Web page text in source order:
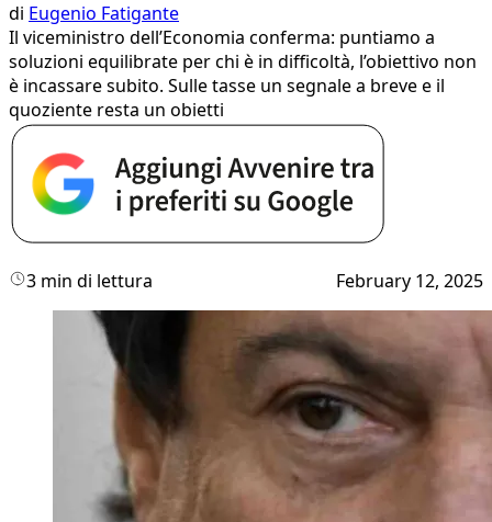
di Eugenio Fatigante
Il viceministro dell’Economia conferma: puntiamo a
soluzioni equilibrate per chi è in difficoltà, l’obiettivo non
è incassare subito. Sulle tasse un segnale a breve e il
quoziente resta un obietti
3 min di lettura February 12, 2025